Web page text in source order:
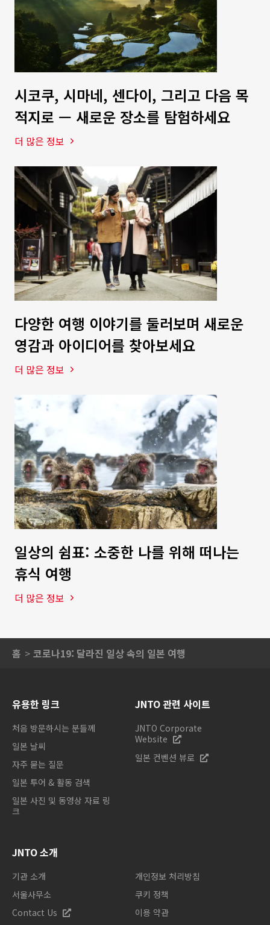
시코쿠, 시마네, 센다이, 그리고 다음 목
적지로 — 새로운 장소를 탐험하세요
더 많은 정보
다양한 여행 이야기를 둘러보며 새로운
영감과 아이디어를 찾아보세요
더 많은 정보
일상의 쉼표: 소중한 나를 위해 떠나는
휴식 여행
더 많은 정보
홈 코로나19: 달라진 일상 속의 일본 여행
유용한 링크
처음 방문하시는 분들께
일본 날씨
자주 묻는 질문
일본 투어 & 활동 검색
일본 사진 및 동영상 자료 링
크
JNTO 관련 사이트
JNTO Corporate
Website
일본 컨벤션 뷰로
JNTO 소개
기관 소개
서울사무소
Contact Us
개인정보 처리방침
쿠키 정책
이용 약관